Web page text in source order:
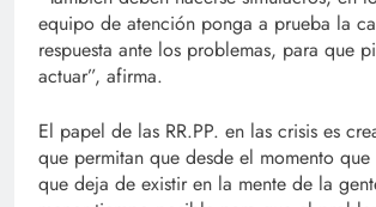
equipo de atención ponga a prueba la
respuesta ante los problemas, para que
actuar”, afirma.
El papel de las RR.PP. en las crisis es
que permitan que desde el momento que
que deja de existir en la mente de la